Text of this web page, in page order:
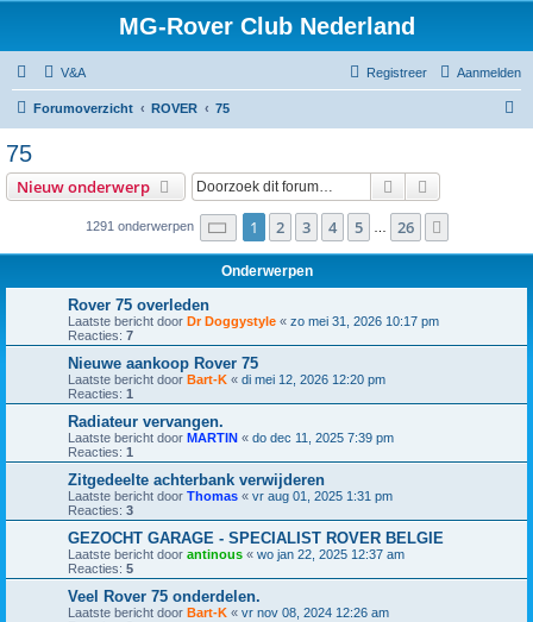
MG-Rover Club Nederland
V&A Aanmelden
Registreer
Forumoverzicht ROVER 75
75
Nieuw onderwerp Zoek
1291 onderwerpen Pagina van 26
1 2 3 4 5 26
Onderwerpen
Rover 75 overleden
Laatste bericht door Dr Doggystyle « zo mei 31, 2026 10:17 pm
Reacties: 7
Nieuwe aankoop Rover 75
Laatste bericht door Bart-K « di mei 12, 2026 12:20 pm
Reacties: 1
Radiateur vervangen.
Laatste bericht door MARTIN « do dec 11, 2025 7:39 pm
Reacties: 1
Zitgedeelte achterbank verwijderen
Laatste bericht door Thomas « vr aug 01, 2025 1:31 pm
Reacties: 3
GEZOCHT GARAGE - SPECIALIST ROVER BELGIE
Laatste bericht door antinous « wo jan 22, 2025 12:37 am
Reacties: 5
Veel Rover 75 onderdelen.
Laatste bericht door Bart-K « vr nov 08, 2024 12:26 am